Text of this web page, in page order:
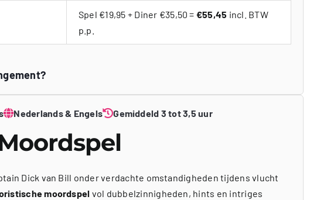
Spel €19,95 + Diner €35,50 = €55,45 incl. BTW
p.p.
Nederlands & Engels Gemiddeld 3 tot 3,5 uur
Dick van Bill onder verdachte omstandigheden tijdens vlucht
moordspel vol dubbelzinnigheden, hints en intriges